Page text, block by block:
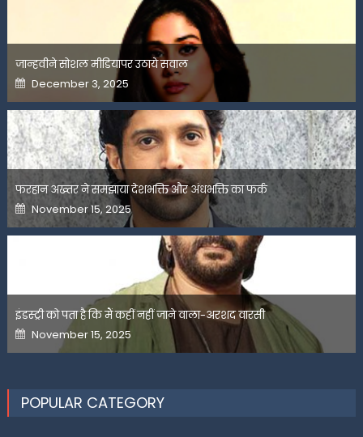
जान्हवीने सोशल मीडियापर उठाये सवाल
Posted
on
December 3, 2025
फरहान अख्तर ने समझाया देशभक्ति और अंधभक्ति का फर्क
Posted
on
November 15, 2025
इंडस्ट्री को पता है कि मैं कहीं नहीं जाने वाला-अरशद वारसी
Posted
on
November 15, 2025
POPULAR CATEGORY